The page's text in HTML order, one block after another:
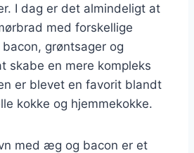
I dag er det almindeligt at
med forskellige
grøntsager og
skabe en mere kompleks
er blevet en favorit blandt
kokke og hjemmekokke.
med æg og bacon er et